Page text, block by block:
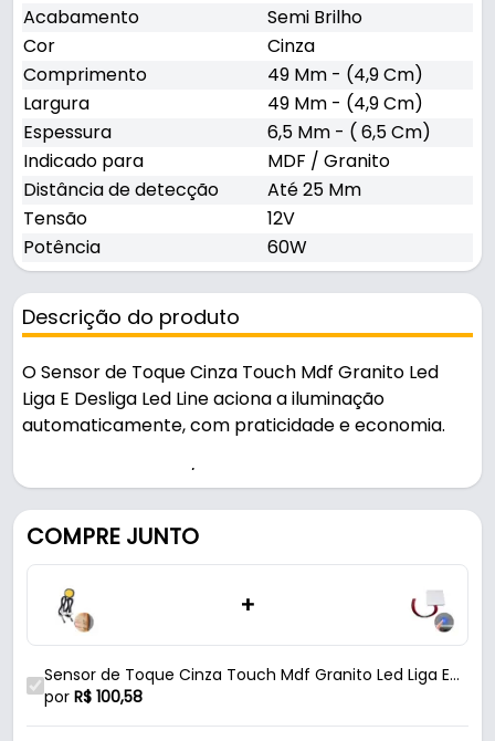
Acabamento
Semi Brilho
Cor
Cinza
Comprimento
49 Mm - (4,9 Cm)
Largura
49 Mm - (4,9 Cm)
Espessura
6,5 Mm - ( 6,5 Cm)
Indicado para
MDF / Granito
Distância de detecção
Até 25 Mm
Tensão
12V
Potência
60W
Descrição do produto
O Sensor de Toque Cinza Touch Mdf Granito Led
Liga E Desliga Led Line aciona a iluminação
automaticamente, com praticidade e economia.
Indicado para mdf / granito, é uma solução prática
para uso em projetos de iluminação e instalações
elétricas.
Fabricado em Polímero com acabamento semi
brilho, é resistente e durável no uso diário.
Características:
- Marca: Led Line
COMPRE JUNTO
+
Sensor de Toque Cinza Touch Mdf Granito Led Liga E
Desliga Led Line
por R$ 100,58